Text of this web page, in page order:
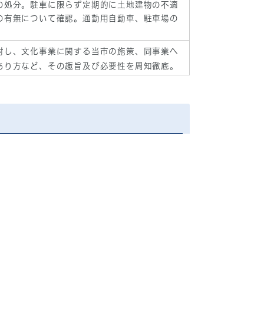
処分。駐車に限らず定期的に土地建物の不適
有無について確認。通勤用自動車、駐車場の
し、文化事業に関する当市の施策、同事業へ
り方など、その趣旨及び必要性を周知徹底。